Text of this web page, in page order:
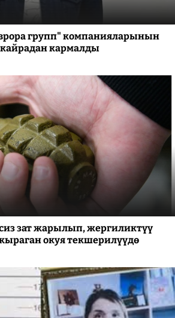
групп" компанияларынын
кайрадан кармалды
зат жарылып, жергиликтүү
окуя текшерилүүдө